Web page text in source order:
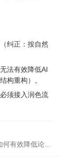
纠正：按自然
法有效降低AI
构重构）。
须接入润色流
下一篇：免费AIGC降重软件有哪些？如何有效降低论文AI痕迹率？ | 毕查降重官网